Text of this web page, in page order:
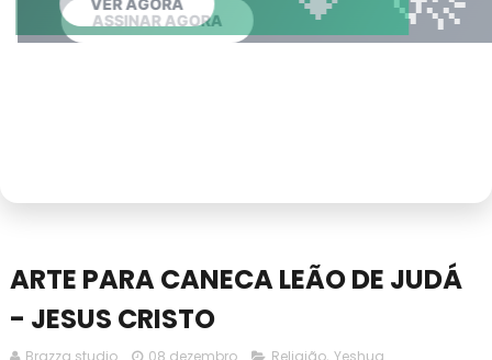
ASSINAR CLUBE
ASSINAR AGORA
ARTE PARA CANECA LEÃO DE JUDÁ
- JESUS CRISTO
Brazza.studio 08 dezembro Religião, Yeshua